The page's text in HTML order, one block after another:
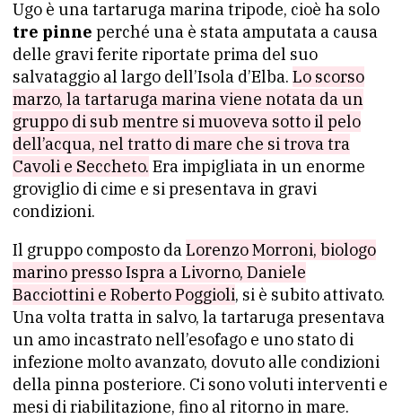
Ugo è una tartaruga marina tripode, cioè ha solo
tre pinne perché una è stata amputata a causa
delle gravi ferite riportate prima del suo
salvataggio al largo dell’Isola d’Elba. Lo scorso
marzo, la tartaruga marina viene notata da un
gruppo di sub mentre si muoveva sotto il pelo
dell’acqua, nel tratto di mare che si trova tra
Cavoli e Seccheto. Era impigliata in un enorme
groviglio di cime e si presentava in gravi
condizioni.
Il gruppo composto daLorenzo Morroni, biologo
marino presso Ispra a Livorno, Daniele
Bacciottini e Roberto Poggioli, si è subito attivato.
Una volta tratta in salvo, la tartaruga presentava
un amo incastrato nell’esofago e uno stato di
infezione molto avanzato, dovuto alle condizioni
della pinna posteriore. Ci sono voluti interventi e
mesi di riabilitazione, fino al ritorno in mare.